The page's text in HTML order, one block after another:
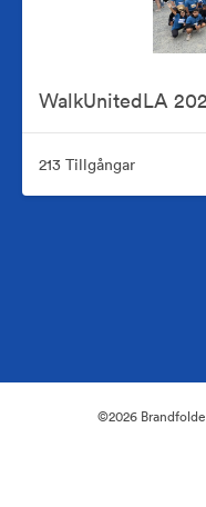
WalkUnitedLA
213 Tillgångar
©2026